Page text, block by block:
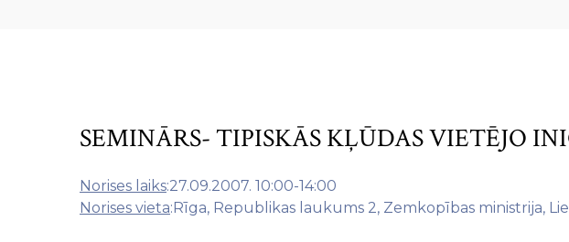
SEMINĀRS- TIPISKĀS KĻŪDAS VIETĒJO
Norises laiks:27.09.2007. 10:00-14:00
Norises vieta:Rīga, Republikas laukums 2, Zemkopības ministrija,